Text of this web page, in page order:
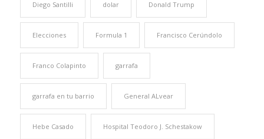
Diego Santilli dolar Donald Trump
Elecciones Formula 1 Francisco Cerúndolo
Franco Colapinto garrafa
garrafa en tu barrio General ALvear
Hebe Casado Hospital Teodoro J. Schestakow